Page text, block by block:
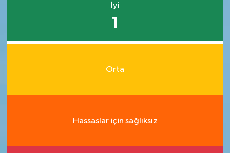
İyi
1
Orta
Hassaslar için sağlıksız